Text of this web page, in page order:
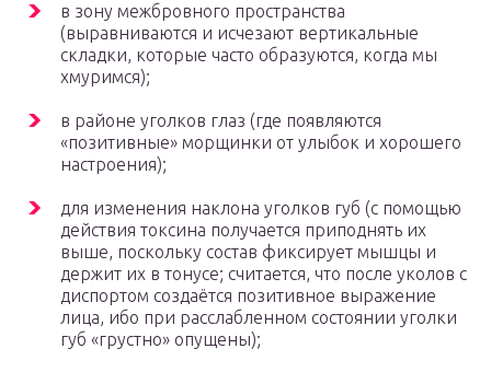
в зону межбровного пространства
(выравниваются и исчезают вертикальные
складки, которые часто образуются, когда мы
хмуримся);
в районе уголков глаз (где появляются
«позитивные» морщинки от улыбок и хорошего
настроения);
для изменения наклона уголков губ (с помощью
действия токсина получается приподнять их
выше, поскольку состав фиксирует мышцы и
держит их в тонусе; считается, что после уколов с
диспортом создаётся позитивное выражение
лица, ибо при расслабленном состоянии уголки
губ «грустно» опущены);